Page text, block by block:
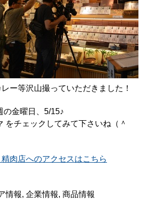
ー等沢山撮っていただきました！
の金曜日、5/15♪
をチェックしてみて下さいね（＾
肉店へのアクセスはこちら
情報, 企業情報, 商品情報